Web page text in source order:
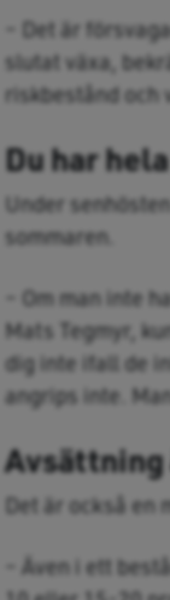
– Det är
slutat växa,
riskbestånd och
Du har
Under
sommaren.
– Om man inte
Mats Tegmyr,
dig inte ifall de
angrips inte.
Det är också en
– Även i ett